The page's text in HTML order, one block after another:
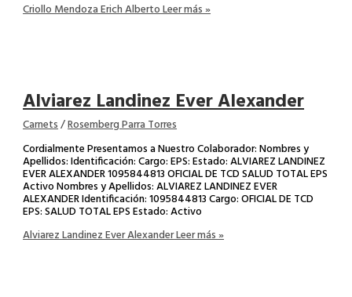
Criollo Mendoza Erich AlbertoLeer más »
Alviarez Landinez Ever Alexander
Carnets/Rosemberg Parra Torres
Cordialmente Presentamos a Nuestro Colaborador: Nombres y
Apellidos: Identificación: Cargo: EPS: Estado: ALVIAREZ LANDINEZ
EVER ALEXANDER 1095844813 OFICIAL DE TCD SALUD TOTAL EPS
Activo Nombres y Apellidos: ALVIAREZ LANDINEZ EVER
ALEXANDER Identificación: 1095844813 Cargo: OFICIAL DE TCD
EPS: SALUD TOTAL EPS Estado: Activo
Alviarez Landinez Ever AlexanderLeer más »